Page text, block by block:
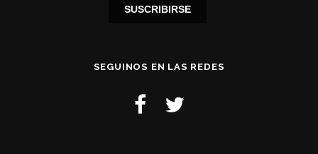
SUSCRIBIRSE
SEGUINOS EN LAS REDES